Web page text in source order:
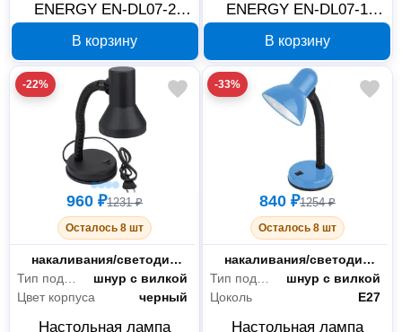
ENERGY EN-DL07-2
В корзину
ENERGY EN-DL07-1
В корзину
-22%
960 ₽1231 ₽
Осталось 8 шт
Тип лампы
накаливания/светодиодная
шнур с вилкой
Цвет корпуса
черный
Настольная лампа
-33%
840 ₽1254 ₽
Осталось 8 шт
Тип лампы
накаливания/светодиодная
шнур с вилкой
Цоколь
E27
Настольная лампа